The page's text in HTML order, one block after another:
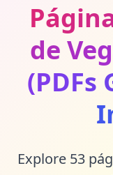
de
(PDFs
Explore 53